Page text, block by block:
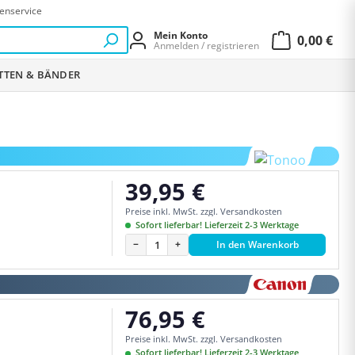
Mein Konto
Anmelden / registrieren
0,00 €
& BÄNDER
Regulärer Preis:
39,95 €
Preise inkl. MwSt. zzgl. Versandkosten
Sofort lieferbar! Lieferzeit 2-3 Werktage
− + In den Warenkorb
Regulärer Preis:
76,95 €
Preise inkl. MwSt. zzgl. Versandkosten
Sofort lieferbar! Lieferzeit 2-3 Werktage